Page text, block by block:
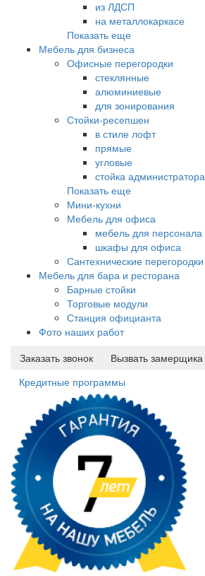
из ЛДСП
на металлокаркасе
Показать еще
Мебель для бизнеса
Офисные перегородки
стеклянные
алюминиевые
для зонирования
Стойки-ресепшен
в стиле лофт
прямые
угловые
стойка администратора
Показать еще
Мини-кухни
Мебель для офиса
мебель для персонала
шкафы для офиса
Сантехнические перегородки
Мебель для бара и ресторана
Барные стойки
Торговые модули
Станция официанта
Фото наших работ
Заказать звонок
Вызвать замерщика
Кредитные программы